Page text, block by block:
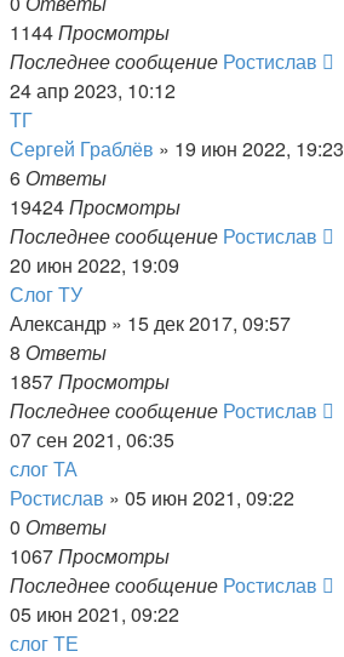
1144Просмотры
Последнее сообщение Ростислав
24 апр 2023, 10:12
ТГ
Сергей Граблёв » 19 июн 2022, 19:23
6 Ответы
19424Просмотры
Последнее сообщение Ростислав
20 июн 2022, 19:09
Слог ТУ
Александр » 15 дек 2017, 09:57
8 Ответы
1857Просмотры
Последнее сообщение Ростислав
07 сен 2021, 06:35
слог ТА
Ростислав » 05 июн 2021, 09:22
0 Ответы
1067Просмотры
Последнее сообщение Ростислав
05 июн 2021, 09:22
слог ТЕ